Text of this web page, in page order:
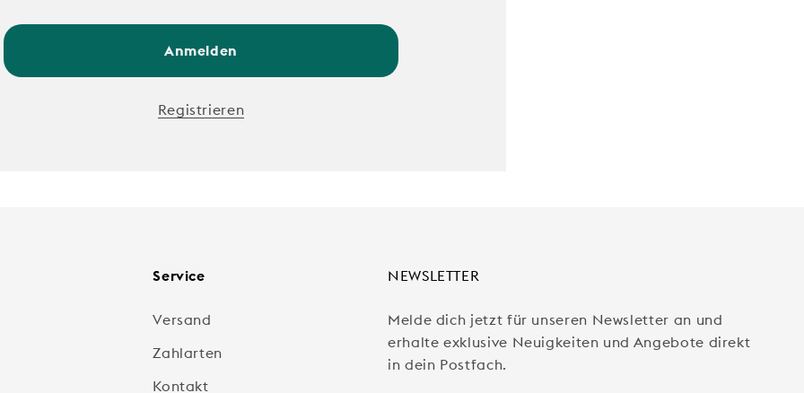
Anmelden
Registrieren
Service
Versand
Zahlarten
Kontakt
NEWSLETTER
Melde dich jetzt für unseren Newsletter an und
erhalte exklusive Neuigkeiten und Angebote direkt
in dein Postfach.